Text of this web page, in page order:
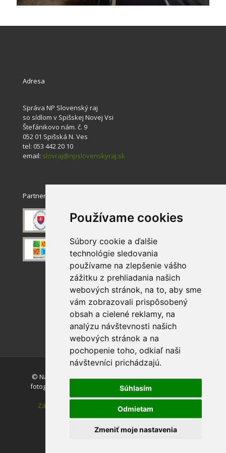
Používame cookies
Súbory cookie a ďalšie
technológie sledovania
používame na zlepšenie vášho
zážitku z prehliadania našich
webových stránok, na to, aby sme
vám zobrazovali prispôsobený
obsah a cielené reklamy, na
analýzu návštevnosti našich
webových stránok a na
pochopenie toho, odkiaľ naši
návštevníci prichádzajú.
Súhlasím
Odmietam
Zmeniť moje nastavenia
Adresa
Správa NP Slovenský raj
so sídlom v Spišskej Novej Vsi
Štefánikovo nám. č. 9
052 01 Spišská N. Ves
tel: 053 442 20 10
email: slovraj@npslovenskyraj.sk
Partneri
© Národný park Slovenský raj. Akékoľvek používanie
fotografií a máp z tejto stránky je bez súhlasu autorov
zakázané.
Zásady ochrany osobných údajov|Vyhlásenie o
prístupnosti
Nastavenie cookies